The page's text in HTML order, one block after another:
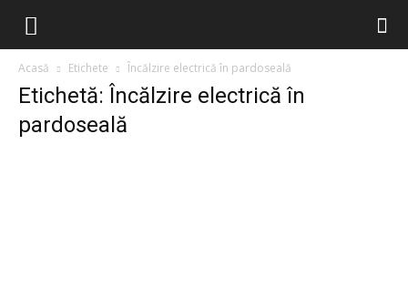
Acasă Etichete Încălzire electrică în pardoseală
Etichetă: Încălzire electrică în
pardoseală